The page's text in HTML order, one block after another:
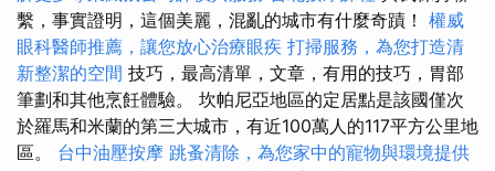
繫，事實證明，這個美麗，混亂的城市有什麼奇蹟！ 權威
眼科醫師推薦，讓您放心治療眼疾 打掃服務，為您打造清
新整潔的空間 技巧，最高清單，文章，有用的技巧，胃部
筆劃和其他烹飪體驗。 坎帕尼亞地區的定居點是該國僅次
於羅馬和米蘭的第三大城市，有近100萬人的117平方公里地
區。 台中油壓按摩 跳蚤清除，為您家中的寵物與環境提供